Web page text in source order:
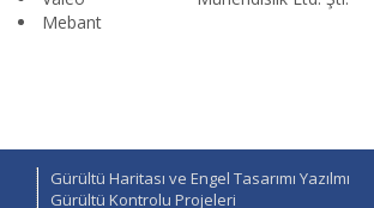
Mebant
Gürültü Haritası ve Engel Tasarımı Yazılmı
Gürültü Kontrolu Projeleri